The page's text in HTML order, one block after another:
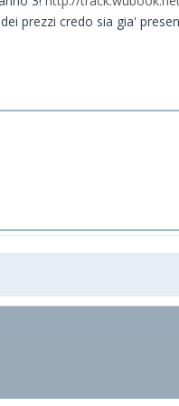
prezzi credo sia gia'